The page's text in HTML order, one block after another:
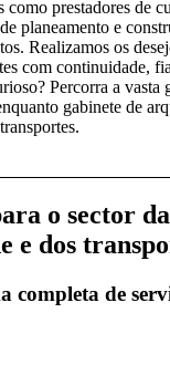
como prestadores de
planeamento e
Realizamos os
com continuidade,
Percorra a vasta
gabinete de
o sector da
e dos
completa de